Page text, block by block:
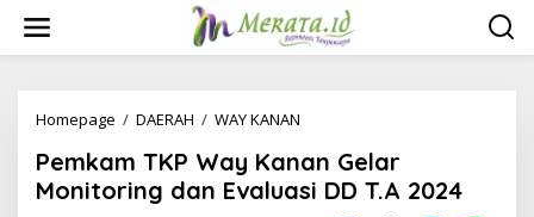
w
Homepage / DAERAH / WAY KANAN
m
k
a
Pemkam TKP Way Kanan Gelar
Monitoring dan Evaluasi DD T.A 2024